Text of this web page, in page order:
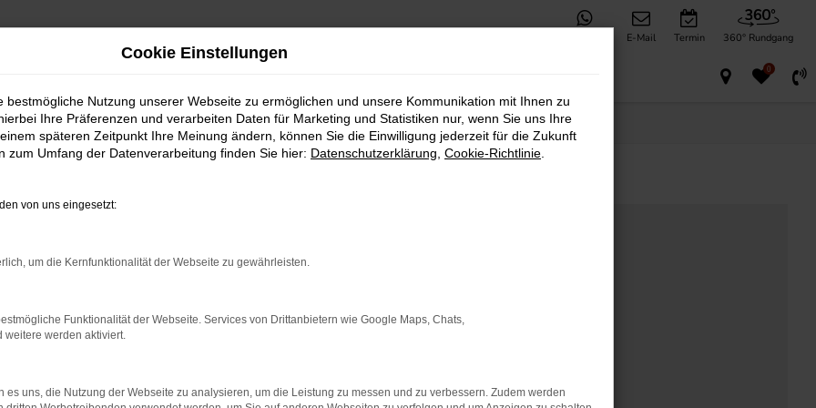
E-Mail Termin 360° Rundgang
0
Cookie Einstellungen
bestmögliche Nutzung unserer Webseite zu ermöglichen und unsere Kommunikation mit Ihnen zu
Ihre Präferenzen und verarbeiten Daten für Marketing und Statistiken nur, wenn Sie uns Ihre
späteren Zeitpunkt Ihre Meinung ändern, können Sie die Einwilligung jederzeit für die Zukunft
zum Umfang der Datenverarbeitung finden Sie hier: Datenschutzerklärung Cookie-Richtlinie
von uns eingesetzt:
um die Kernfunktionalität der Webseite zu gewährleisten.
Funktionalität der Webseite. Services von Drittanbietern wie Google Maps, Chats,
weitere werden aktiviert.
es uns, die Nutzung der Webseite zu analysieren, um die Leistung zu messen und zu verbessern. Zudem werden